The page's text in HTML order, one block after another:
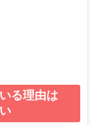
る理由は